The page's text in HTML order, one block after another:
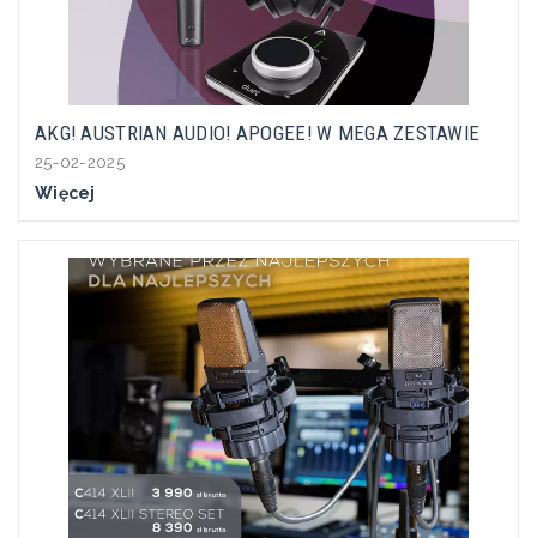
AKG! AUSTRIAN AUDIO! APOGEE! W MEGA ZESTAWIE
25-02-2025
Więcej